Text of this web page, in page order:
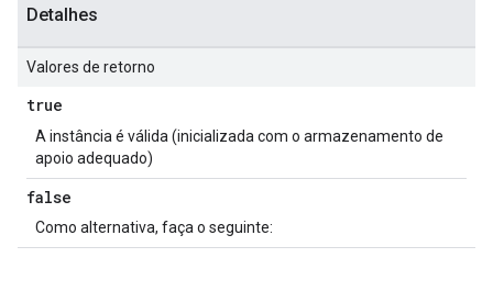
Detalhes
Valores de retorno
true
A instância é válida (inicializada com o armazenamento de
apoio adequado)
false
Como alternativa, faça o seguinte: